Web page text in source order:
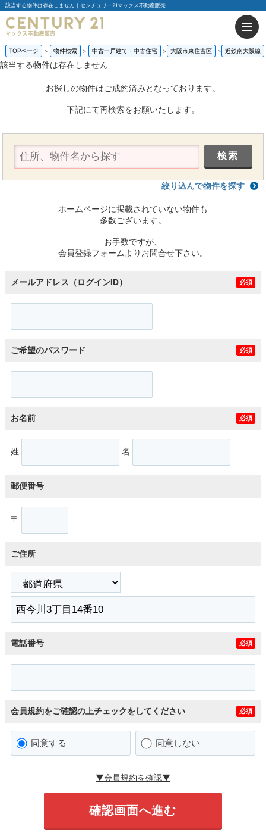
該当する物件は存在しません｜センチュリー21マックス不動産販売
TOPページ 物件検索 中古一戸建て・中古住宅 大阪市東住吉区 近鉄南大阪線
該当する物件は存在しません
お探しの物件はご成約済みとなっております。
下記にて再検索をお願いたします。
絞り込んで物件を探す
ホームページに掲載されていない物件も
多数ございます。
お手数ですが、
会員登録フォームよりお問合せ下さい。
メールアドレス（ログインID） 必須
ご希望のパスワード 必須
お名前 必須
姓 名
郵便番号
〒
ご住所
電話番号 必須
会員規約をご確認の上チェックをしてください 必須
同意する 同意しない
▼会員規約を確認▼